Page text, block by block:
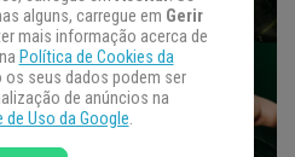
alguns, carregue em Gerir
mais informação acerca de
Política de Cookies da
seus dados podem ser
de anúncios na
de Uso da Google.